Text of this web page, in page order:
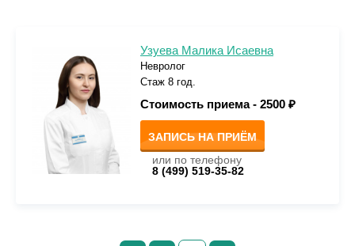
Узуева Малика Исаевна
Невролог
Стаж 8 год.
Стоимость приема - 2500 ₽
ЗАПИСЬ НА ПРИЁМ
или по телефону
8 (499) 519-35-82